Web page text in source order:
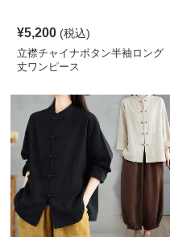
¥5,200 (税込)
立襟チャイナボタン半袖ロング
丈ワンピース